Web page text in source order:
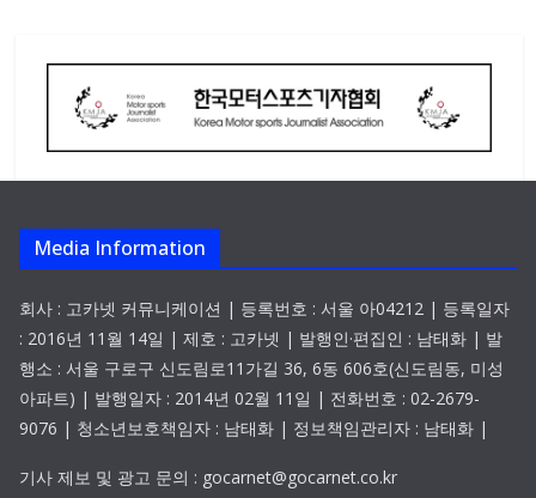
Media Information
회사 : 고카넷 커뮤니케이션 | 등록번호 : 서울 아04212 | 등록일자
: 2016년 11월 14일 | 제호 : 고카넷 | 발행인·편집인 : 남태화 | 발
행소 : 서울 구로구 신도림로11가길 36, 6동 606호(신도림동, 미성
아파트) | 발행일자 : 2014년 02월 11일 | 전화번호 : 02-2679-
9076 | 청소년보호책임자 : 남태화 | 정보책임관리자 : 남태화 |
기사 제보 및 광고 문의 : gocarnet@gocarnet.co.kr